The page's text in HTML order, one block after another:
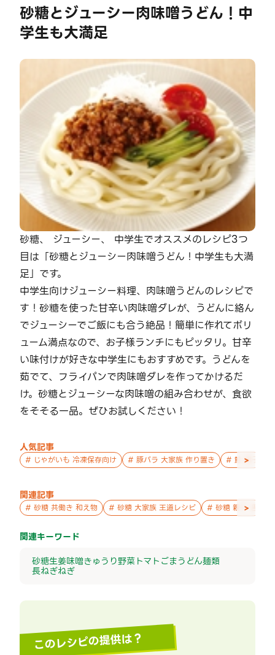
砂糖とジューシー肉味噌うどん！中
学生も大満足
砂糖、 ジューシー、 中学生でオススメのレシピ3つ
目は「砂糖とジューシー肉味噌うどん！中学生も大満
足」です。
中学生向けジューシー料理、肉味噌うどんのレシピで
す！砂糖を使った甘辛い肉味噌ダレが、うどんに絡ん
でジューシーでご飯にも合う絶品！簡単に作れてボリ
ューム満点なので、お子様ランチにもピッタリ。甘辛
い味付けが好きな中学生にもおすすめです。うどんを
茹でて、フライパンで肉味噌ダレを作ってかけるだ
け。砂糖とジューシーな肉味噌の組み合わせが、食欲
をそそる一品。ぜひお試しください！
人気記事
# じゃがいも 冷凍保存向け # 豚バラ 大家族 作り置き # 鮭 親子 作
>
関連記事
# 砂糖 共働き 和え物 # 砂糖 大家族 王道レシピ # 砂糖 親子 週末の
>
関連キーワード
砂糖生姜味噌きゅうり野菜 トマトごまうどん麺類
長ねぎねぎ
このレシピの提供は？